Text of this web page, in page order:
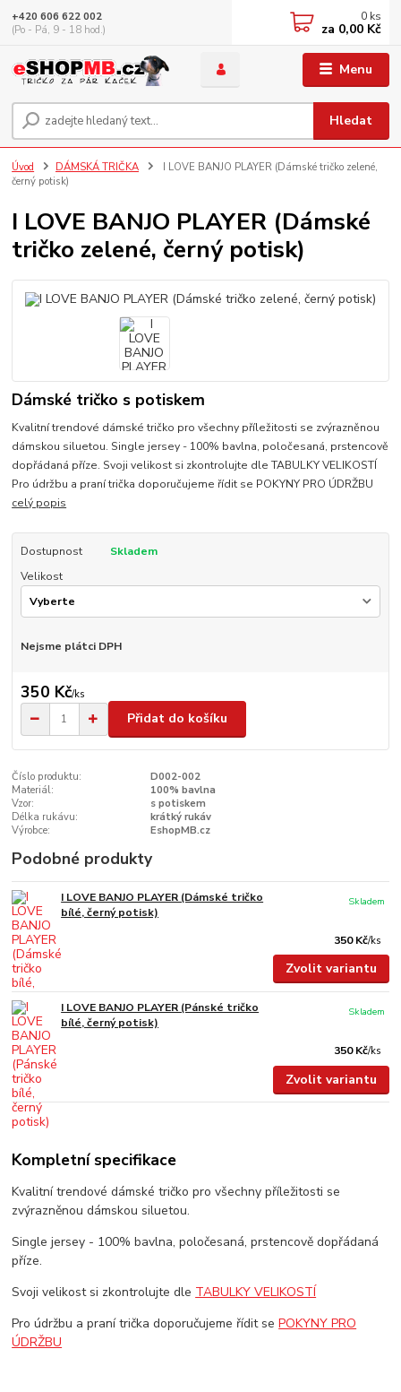
Menu
Hledat
+420 606 622 002
(Po - Pá, 9 - 18 hod.)
0 ks
za 0,00 Kč
Úvod DÁMSKÁ TRIČKA
I LOVE BANJO PLAYER (Dámské tričko zelené,
černý potisk)
I LOVE BANJO PLAYER (Dámské
tričko zelené, černý potisk)
Dámské tričko s potiskem
Kvalitní trendové dámské tričko pro všechny příležitosti se zvýrazněnou
dámskou siluetou. Single jersey - 100% bavlna, poločesaná, prstencově
dopřádaná příze. Svoji velikost si zkontrolujte dle TABULKY VELIKOSTÍ
Pro údržbu a praní trička doporučujeme řídit se POKYNY PRO ÚDRŽBU
celý popis
Dostupnost
Skladem
Velikost
Nejsme plátci DPH
350 Kč/ks
Přidat do košíku
Číslo produktu:
D002-002
Materiál:
100% bavlna
Vzor:
s potiskem
Délka rukávu:
krátký rukáv
Výrobce:
EshopMB.cz
Podobné produkty
I LOVE BANJO PLAYER (Dámské tričko
bílé, černý potisk)
350 Kč/ks
Skladem
Zvolit variantu
I LOVE BANJO PLAYER (Pánské tričko
bílé, černý potisk)
350 Kč/ks
Skladem
Zvolit variantu
Kompletní specifikace
Kvalitní trendové dámské tričko pro všechny příležitosti se
zvýrazněnou dámskou siluetou.
Single jersey - 100% bavlna, poločesaná, prstencově dopřádaná
příze.
Svoji velikost si zkontrolujte dle TABULKY VELIKOSTÍ
Pro údržbu a praní trička doporučujeme řídit sePOKYNY PRO
ÚDRŽBU